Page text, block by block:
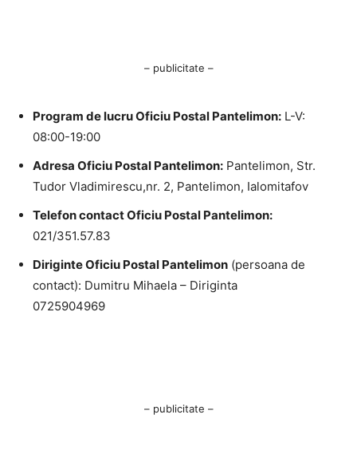
– publicitate –
Program de lucru Oficiu Postal Pantelimon: L-V:
08:00-19:00
Adresa Oficiu Postal Pantelimon: Pantelimon, Str.
Tudor Vladimirescu,nr. 2, Pantelimon, Ialomitafov
Telefon contact Oficiu Postal Pantelimon:
021/351.57.83
Diriginte Oficiu Postal Pantelimon (persoana de
contact): Dumitru Mihaela – Diriginta
0725904969
– publicitate –